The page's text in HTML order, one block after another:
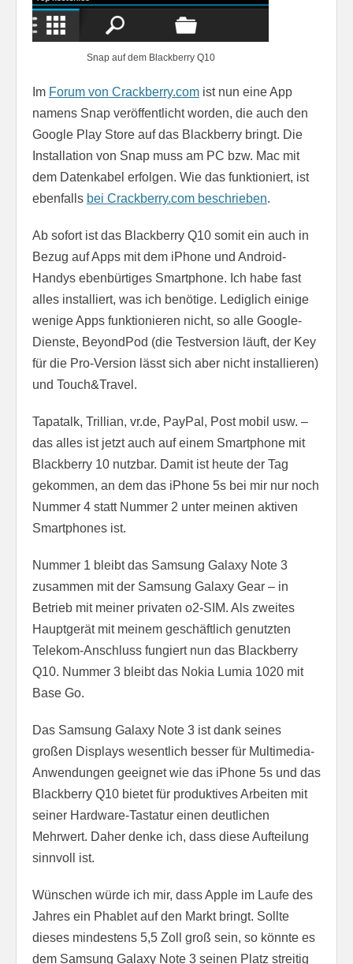
Snap auf dem Blackberry Q10
Im Forum von Crackberry.com ist nun eine App
namens Snap veröffentlicht worden, die auch den
Google Play Store auf das Blackberry bringt. Die
Installation von Snap muss am PC bzw. Mac mit
dem Datenkabel erfolgen. Wie das funktioniert, ist
ebenfalls bei Crackberry.com beschrieben.
Ab sofort ist das Blackberry Q10 somit ein auch in
Bezug auf Apps mit dem iPhone und Android-
Handys ebenbürtiges Smartphone. Ich habe fast
alles installiert, was ich benötige. Lediglich einige
wenige Apps funktionieren nicht, so alle Google-
Dienste, BeyondPod (die Testversion läuft, der Key
für die Pro-Version lässt sich aber nicht installieren)
und Touch&Travel.
Tapatalk, Trillian, vr.de, PayPal, Post mobil usw. –
das alles ist jetzt auch auf einem Smartphone mit
Blackberry 10 nutzbar. Damit ist heute der Tag
gekommen, an dem das iPhone 5s bei mir nur noch
Nummer 4 statt Nummer 2 unter meinen aktiven
Smartphones ist.
Nummer 1 bleibt das Samsung Galaxy Note 3
zusammen mit der Samsung Galaxy Gear – in
Betrieb mit meiner privaten o2-SIM. Als zweites
Hauptgerät mit meinem geschäftlich genutzten
Telekom-Anschluss fungiert nun das Blackberry
Q10. Nummer 3 bleibt das Nokia Lumia 1020 mit
Base Go.
Das Samsung Galaxy Note 3 ist dank seines
großen Displays wesentlich besser für Multimedia-
Anwendungen geeignet wie das iPhone 5s und das
Blackberry Q10 bietet für produktives Arbeiten mit
seiner Hardware-Tastatur einen deutlichen
Mehrwert. Daher denke ich, dass diese Aufteilung
sinnvoll ist.
Wünschen würde ich mir, dass Apple im Laufe des
Jahres ein Phablet auf den Markt bringt. Sollte
dieses mindestens 5,5 Zoll groß sein, so könnte es
dem Samsung Galaxy Note 3 seinen Platz streitig